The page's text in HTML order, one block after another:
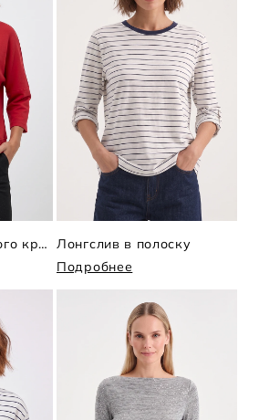
Лонгслив свободного кроя
Лонгслив в полоску
Подробнее